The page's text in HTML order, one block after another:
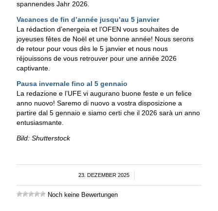
spannendes Jahr 2026.
Vacances de fin d’année jusqu’au 5 janvier
La rédaction d’energeia et l’OFEN vous souhaites de
joyeuses fêtes de Noël et une bonne année! Nous serons
de retour pour vous dès le 5 janvier et nous nous
réjouissons de vous retrouver pour une année 2026
captivante.
Pausa invernale fino al 5 gennaio
La redazione e l’UFE vi augurano buone feste e un felice
anno nuovo! Saremo di nuovo a vostra disposizione a
partire dal 5 gennaio e siamo certi che il 2026 sarà un anno
entusiasmante.
Bild: Shutterstock
23. DEZEMBER 2025
/
Noch keine Bewertungen